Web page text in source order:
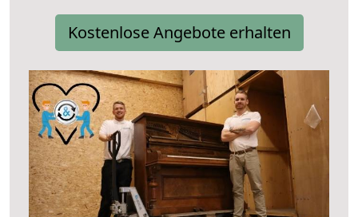
Kostenlose Angebote erhalten